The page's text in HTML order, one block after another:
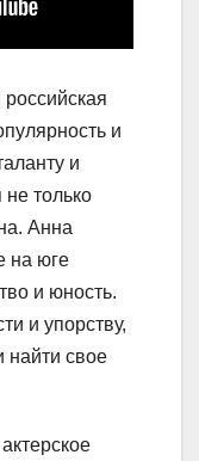
и
и
только
Анна
на юге
и юность.
и упорству,
найти свое